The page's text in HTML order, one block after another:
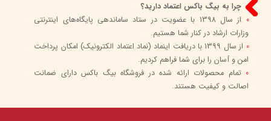
چرا به بیگ باکس اعتماد دارید؟
0
از سال 1398 با عضویت در ستاد ساماندهی پایگاه‌های اینترنتی
وزارات ارشاد در کنار شما هستیم.
0
از سال 1399 با دریافت اینماد (نماد اعتماد الکترونیک) امکان پرداخت
امن و آسان را برای شما فراهم کردیم.
0 تمام محصولات ارائه شده در فروشگاه بیگ باکس دارای ضمانت
اصالت و کیفیت هستند.